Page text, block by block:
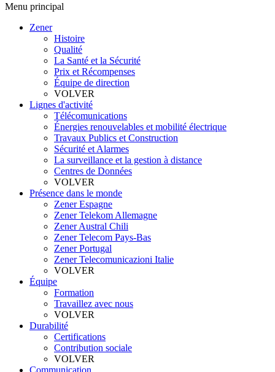
Menu principal
Zener
Histoire
Qualité
La Santé et la Sécurité
Prix et Récompenses
Équipe de direction
VOLVER
Lignes d'activité
Télécomunications
Énergies renouvelables et mobilité électrique
Travaux Publics et Construction
Sécurité et Alarmes
La surveillance et la gestion à distance
Centres de Données
VOLVER
Présence dans le monde
Zener Espagne
Zener Telekom Allemagne
Zener Austral Chili
Zener Telecom Pays-Bas
Zener Portugal
Zener Telecomunicazioni Italie
VOLVER
Équipe
Formation
Travaillez avec nous
VOLVER
Durabilité
Certifications
Contribution sociale
VOLVER
Communication